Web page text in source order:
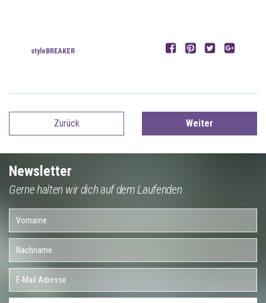
styleBREAKER
Zurück Weiter
Newsletter
Gerne halten wir dich auf dem Laufenden